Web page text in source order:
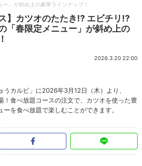
」が斜め上の豪華ラインナップ！
】カツオのたたき!? エビチリ!?
「春限定メニュー」が斜め上の
2026.3.20 22:00
うカルビ」に2026年3月12日（木）より、
！食べ放題コースの注文で、カツオを使った豊
を食べ放題で楽しむことができます。